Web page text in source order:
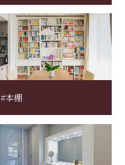
#本棚